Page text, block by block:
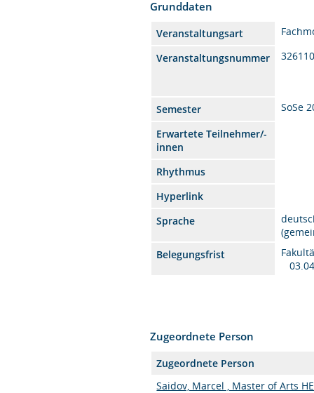
Grunddaten
Veranstaltungsart
Veranstaltungsnummer
Semester
SoSe
Erwartete Teilnehmer/-
innen
Rhythmus
Hyperlink
Sprache
Belegungsfrist
Zugeordnete Person
Zugeordnete Person
Saidov, Marcel , Master of Arts